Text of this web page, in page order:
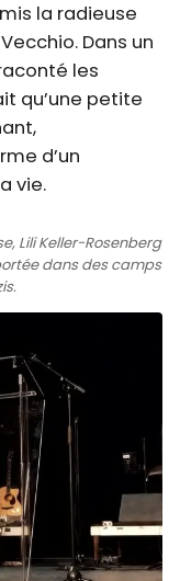
la radieuse
Dans un
les
qu’une petite
d’un
vie.
Lili Keller-Rosenberg
dans des camps